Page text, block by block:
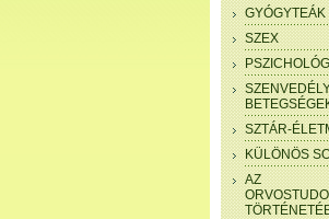
GYÓGYTEÁK
SZEX
SZTÁR-
KÜLÖNÖS
AZ